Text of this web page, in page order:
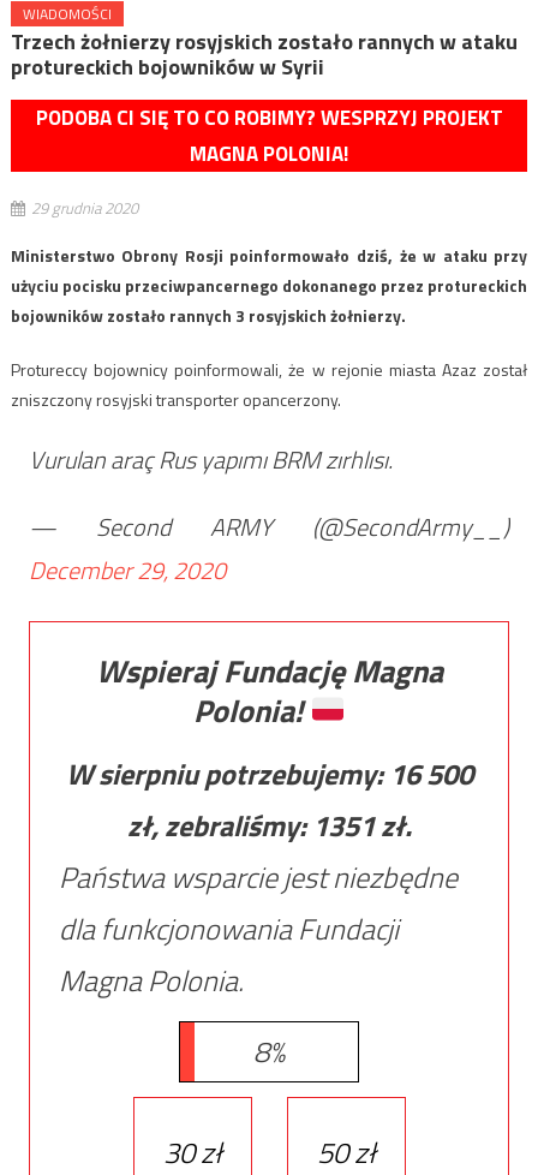
WIADOMOŚCI
Trzech żołnierzy rosyjskich zostało rannych w ataku
protureckich bojowników w Syrii
PODOBA CI SIĘ TO CO ROBIMY? WESPRZYJ PROJEKT
MAGNA POLONIA!
29 grudnia 2020
Ministerstwo Obrony Rosji poinformowało dziś, że w ataku przy
użyciu pocisku przeciwpancernego dokonanego przez protureckich
bojowników zostało rannych 3 rosyjskich żołnierzy.
Protureccy bojownicy poinformowali, że w rejonie miasta Azaz został
zniszczony rosyjski transporter opancerzony.
Vurulan araç Rus yapımı BRM zırhlısı.
— Second ARMY (@SecondArmy__)
December 29, 2020
Wspieraj Fundację Magna
Polonia!
W sierpniu potrzebujemy: 16 500
zł, zebraliśmy: 1351zł.
Państwa wsparcie jest niezbędne
dla funkcjonowania Fundacji
Magna Polonia.
8%
30 zł 50 zł